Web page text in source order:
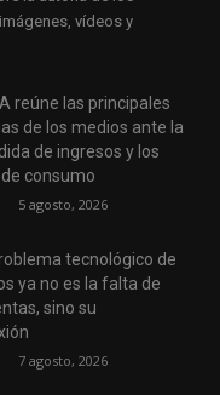
vídeos y
reúne las principales
de los medios ante la
de ingresos y los
consumo
5 agosto, 2026
tecnológico de
ya no es la falta de
sino su
7 agosto, 2026